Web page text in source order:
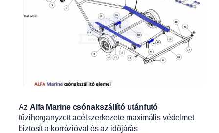
Az Alfa Marine csónakszállító utánfutó
tűzihorganyzott acélszerkezete maximális védelmet
biztosít a korrózióval és az időjárás